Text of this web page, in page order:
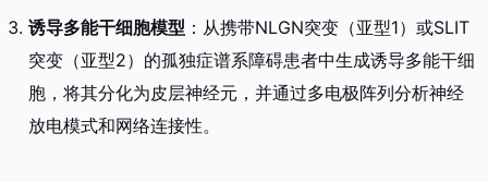
诱导多能干细胞模型 ：从携带NLGN突变（亚型1）或SLIT
突变（亚型2）的孤独症谱系障碍患者中生成诱导多能干细
胞，将其分化为皮层神经元，并通过多电极阵列分析神经
放电模式和网络连接性。